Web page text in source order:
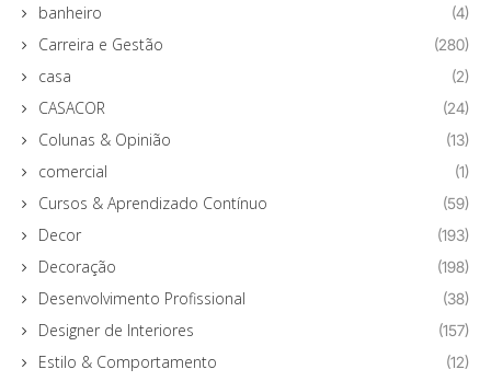
banheiro (4)
Carreira e Gestão (280)
casa (2)
CASACOR (24)
Colunas & Opinião (13)
comercial (1)
Cursos & Aprendizado Contínuo (59)
Decor (193)
Decoração (198)
Desenvolvimento Profissional (38)
Designer de Interiores (157)
Estilo & Comportamento (12)